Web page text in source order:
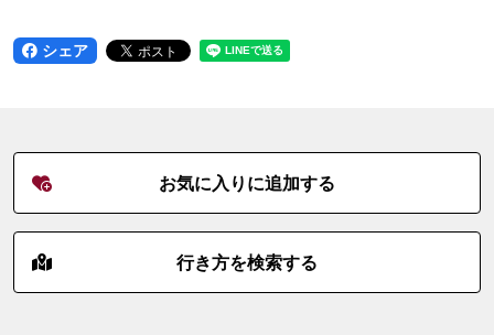
シェア
お気に入りに追加する
行き方を検索する